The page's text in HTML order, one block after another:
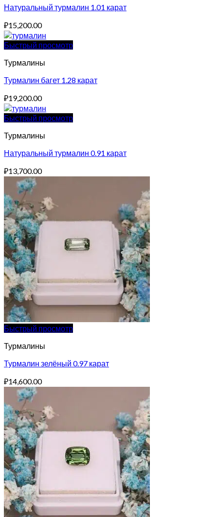
Натуральный турмалин 1.01 карат
₽15,200.00
Быстрый просмотр
Турмалины
Турмалин багет 1.28 карат
₽19,200.00
Быстрый просмотр
Турмалины
Натуральный турмалин 0.91 карат
₽13,700.00
Быстрый просмотр
Турмалины
Турмалин зелёный 0.97 карат
₽14,600.00